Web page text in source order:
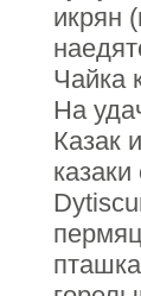
икрян
Чайка
На
Казак